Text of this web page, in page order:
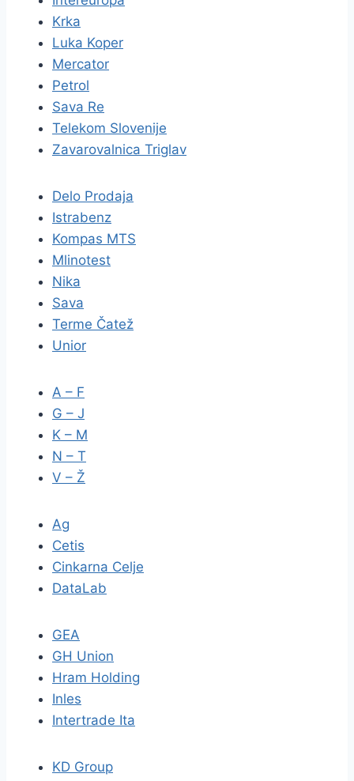
Krka
Luka Koper
Mercator
Petrol
Sava Re
Telekom Slovenije
Zavarovalnica Triglav
Delo Prodaja
Istrabenz
Kompas MTS
Mlinotest
Nika
Sava
Terme Čatež
Unior
A – F
G – J
K – M
N – T
V – Ž
Ag
Cetis
Cinkarna Celje
DataLab
GEA
GH Union
Hram Holding
Inles
Intertrade Ita
KD Group